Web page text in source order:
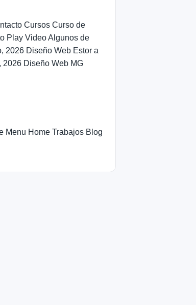
Cursos Curso de
Play Video Algunos de
2026 Diseño Web Estor a
2026 Diseño Web MG
Menu Home Trabajos Blog